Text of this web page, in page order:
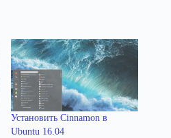
Установить Cinnamon в
Ubuntu 16.04